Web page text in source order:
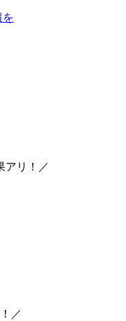
アリ！／
／